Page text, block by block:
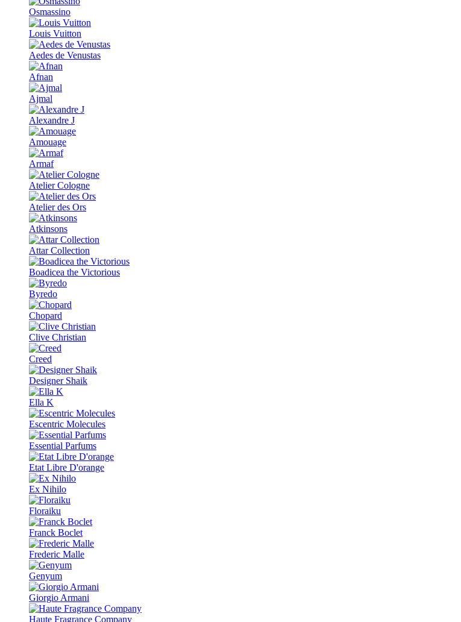
Osmassino
Louis Vuitton
Aedes de Venustas
Afnan
Ajmal
Alexandre J
Amouage
Armaf
Atelier Cologne
Atelier des Ors
Atkinsons
Attar Collection
Boadicea the Victorious
Byredo
Chopard
Clive Christian
Creed
Designer Shaik
Ella K
Escentric Molecules
Essential Parfums
Etat Libre D'orange
Ex Nihilo
Floraiku
Franck Boclet
Frederic Malle
Genyum
Giorgio Armani
Haute Fragrance Company